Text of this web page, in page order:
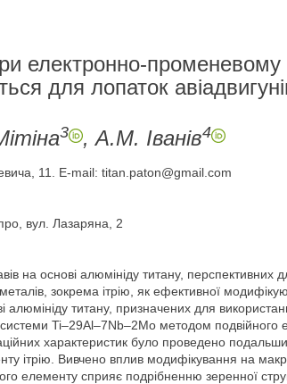
електронно-променевому
для лопаток
3 , А.М. Іванів4
11. E-mail: titan.paton@gmail.com
вул. Лазаряна, 2
на основі алюмініду титану, перспективних
зокрема ітрію, як ефективної
алюмініду титану, призначених для
Ti–29Al–7Nb–2Mo методом
характеристик було проведено
ітрію. Вивчено вплив модифікування на
елементу сприяє подрібненню зеренної